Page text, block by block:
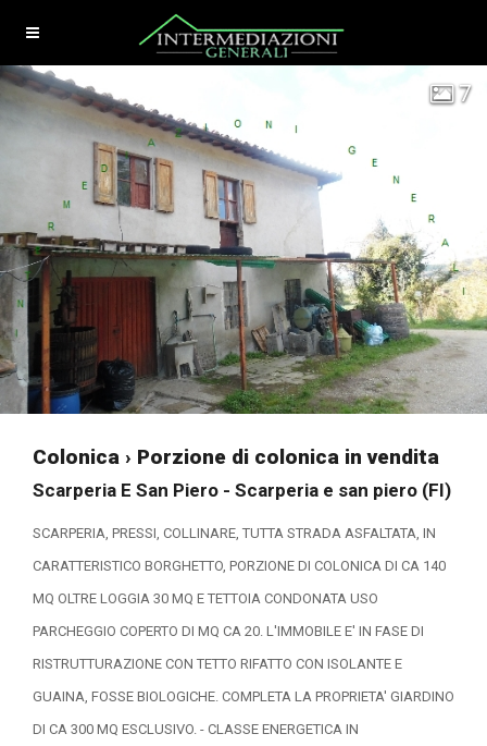
7
Colonica › Porzione di colonica in vendita
Scarperia E San Piero - Scarperia e san piero (FI)
SCARPERIA, PRESSI, COLLINARE, TUTTA STRADA ASFALTATA, IN
CARATTERISTICO BORGHETTO, PORZIONE DI COLONICA DI CA 140
MQ OLTRE LOGGIA 30 MQ E TETTOIA CONDONATA USO
PARCHEGGIO COPERTO DI MQ CA 20. L'IMMOBILE E' IN FASE DI
RISTRUTTURAZIONE CON TETTO RIFATTO CON ISOLANTE E
GUAINA, FOSSE BIOLOGICHE. COMPLETA LA PROPRIETA' GIARDINO
DI CA 300 MQ ESCLUSIVO. - CLASSE ENERGETICA IN